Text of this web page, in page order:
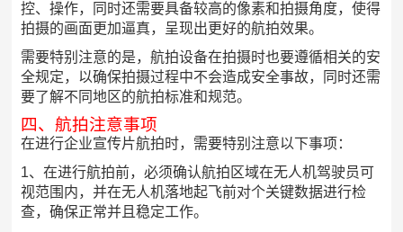
控、操作，同时还需要具备较高的像素和拍摄角度，使得
拍摄的画面更加逼真，呈现出更好的航拍效果。
需要特别注意的是，航拍设备在拍摄时也要遵循相关的安
全规定，以确保拍摄过程中不会造成安全事故，同时还需
要了解不同地区的航拍标准和规范。
四、航拍注意事项
在进行企业宣传片航拍时，需要特别注意以下事项：
1、在进行航拍前，必须确认航拍区域在无人机驾驶员可
视范围内，并在无人机落地起飞前对个关键数据进行检
查，确保正常并且稳定工作。